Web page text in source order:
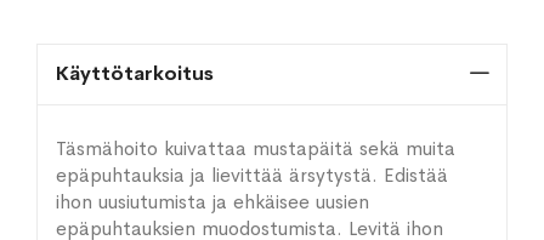
Käyttötarkoitus
Täsmähoito kuivattaa mustapäitä sekä muita
epäpuhtauksia ja lievittää ärsytystä. Edistää
ihon uusiutumista ja ehkäisee uusien
epäpuhtauksien muodostumista. Levitä ihon